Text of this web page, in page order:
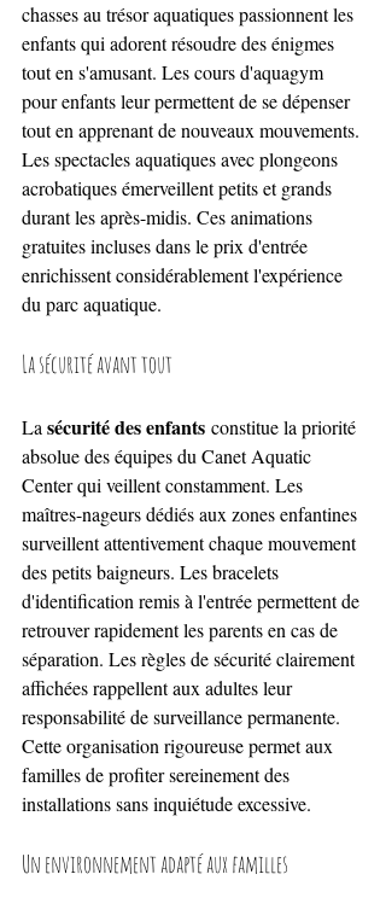
chasses au trésor aquatiques passionnent les
enfants qui adorent résoudre des énigmes
tout en s'amusant. Les cours d'aquagym
pour enfants leur permettent de se dépenser
tout en apprenant de nouveaux mouvements.
Les spectacles aquatiques avec plongeons
acrobatiques émerveillent petits et grands
durant les après-midis. Ces animations
gratuites incluses dans le prix d'entrée
enrichissent considérablement l'expérience
du parc aquatique.
La sécurité avant tout
La sécurité des enfants constitue la priorité
absolue des équipes du Canet Aquatic
Center qui veillent constamment. Les
maîtres-nageurs dédiés aux zones enfantines
surveillent attentivement chaque mouvement
des petits baigneurs. Les bracelets
d'identification remis à l'entrée permettent de
retrouver rapidement les parents en cas de
séparation. Les règles de sécurité clairement
affichées rappellent aux adultes leur
responsabilité de surveillance permanente.
Cette organisation rigoureuse permet aux
familles de profiter sereinement des
installations sans inquiétude excessive.
Un environnement adapté aux familles